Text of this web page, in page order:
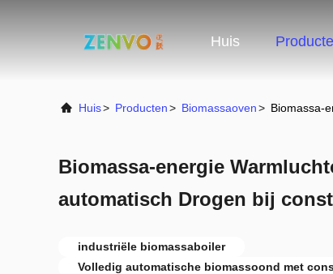
Huis
Huis> Producten> Biomassaoven> Biomassa-
Biomassa-energie
automatisch Drogen bij
industriële biomassaboiler
Volledig automatische biomassoond met